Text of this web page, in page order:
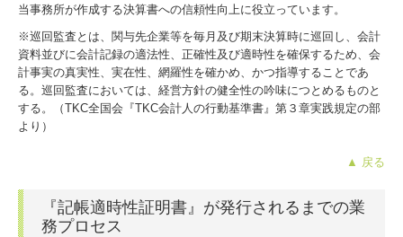
当事務所が作成する決算書への信頼性向上に役立っています。
※巡回監査とは、関与先企業等を毎月及び期末決算時に巡回し、会計
資料並びに会計記録の適法性、正確性及び適時性を確保するため、会
計事実の真実性、実在性、網羅性を確かめ、かつ指導することであ
る。巡回監査においては、経営方針の健全性の吟味につとめるものと
する。（TKC全国会『TKC会計人の行動基準書』第３章実践規定の部
より）
▲ 戻る
『記帳適時性証明書』が発行されるまでの業
務プロセス